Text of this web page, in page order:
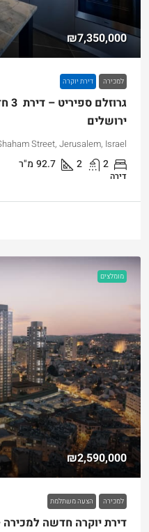
₪7,350,000
למכירה דירת יוקרה
ירושלים
Street, Jerusalem, Israel
2
2
92.7 מ"ר
דירה
מומלצים
₪2,590,000
למכירה הצעה משתלמת